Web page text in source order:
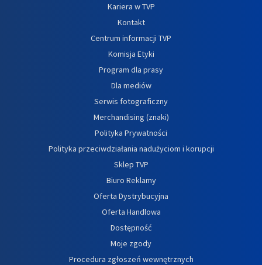
Kariera w TVP
Kontakt
Centrum informacji TVP
Komisja Etyki
Program dla prasy
Dla mediów
Serwis fotograficzny
Merchandising (znaki)
Polityka Prywatności
Polityka przeciwdziałania nadużyciom i korupcji
Sklep TVP
Biuro Reklamy
Oferta Dystrybucyjna
Oferta Handlowa
Dostępność
Moje zgody
Procedura zgłoszeń wewnętrznych